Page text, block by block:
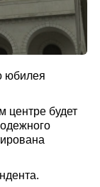
юбилея
центре будет